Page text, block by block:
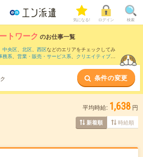
気になる! ログイン 検索
トワーク のお仕事一覧
中央区、 北区、 西区などのエリアをチェックしてみ
務系、 営業・販売・サービス系、 クリエイティブ系
などのこだわり条件も取り揃えて
条件の変更
平均時給: 1,638 円
新着順 時給順